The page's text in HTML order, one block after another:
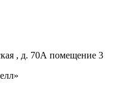
, д. 70А помещение 3